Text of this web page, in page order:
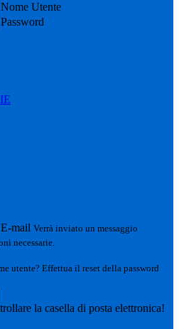
Nome Utente
Password
E-mail Verrà inviato un messaggio
necessarie.
utente? Effettua il reset della password
la casella di posta elettronica!